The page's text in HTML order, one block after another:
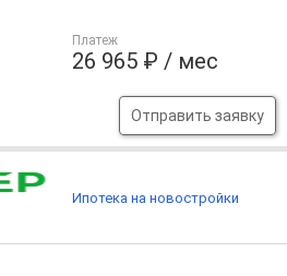
Платеж
26 965 ₽ / мес
Отправить заявку
Ипотека на новостройки